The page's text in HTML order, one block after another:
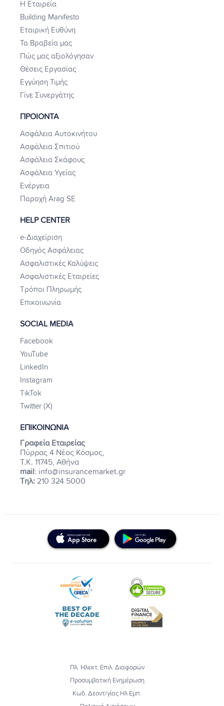
Η Εταιρεία
Building Manifesto
Εταιρική Ευθύνη
Τα Βραβεία μας
Πώς μας αξιολόγησαν
Θέσεις Εργασίας
Εγγύηση Τιμής
Γίνε Συνεργάτης
ΠΡΟΙΟΝΤΑ
Ασφάλεια Αυτοκινήτου
Ασφάλεια Σπιτιού
Ασφάλεια Σκάφους
Ασφάλεια Υγείας
Ενέργεια
Παροχή Arag SE
HELP CENTER
e-Διαχείριση
Οδηγός Ασφάλειας
Ασφαλιστικές Καλύψεις
Ασφαλιστικές Εταιρείες
Τρόποι Πληρωμής
Επικοινωνία
SOCIAL MEDIA
Facebook
YouTube
LinkedIn
Instagram
TikTok
Twitter (X)
ΕΠΙΚΟΙΝΩΝΙΑ
Γραφεία Εταιρείας
Πύρρας 4 Νέος Κόσμος,
Τ.Κ. 11745, Αθήνα
mail: info@insurancemarket.gr
Τηλ: 210 324 5000
Πλ. Ηλεκτ. Επιλ. Διαφορών
Προσυμβατική Ενημέρωση
Κωδ. Δεοντ/γίας Ηλ Εμπ.